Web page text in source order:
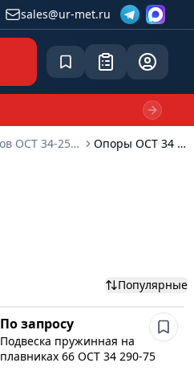
sales@ur-met.ru
Сохранённое
Заявка
Next
Опоры и подвески для станционных трубопроводов ОСТ 34-256-75 - ОСТ 34-297-75 Опоры ОСТ 34 290-75
Популярные
По запросу
Подвеска пружинная на
плавниках 66 ОСТ 34 290-75